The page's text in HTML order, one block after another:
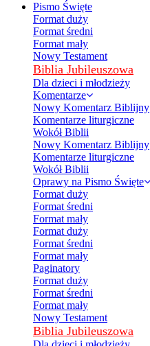
Pismo Święte
Format duży
Format średni
Format mały
Nowy Testament
Biblia Jubileuszowa
Dla dzieci i młodzieży
Komentarze
Nowy Komentarz Biblijny
Komentarze liturgiczne
Wokół Biblii
Nowy Komentarz Biblijny
Komentarze liturgiczne
Wokół Biblii
Oprawy na Pismo Święte
Format duży
Format średni
Format mały
Format duży
Format średni
Format mały
Paginatory
Format duży
Format średni
Format mały
Nowy Testament
Biblia Jubileuszowa